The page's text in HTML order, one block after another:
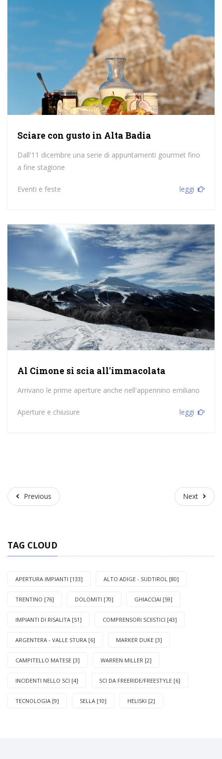
Sciare con gusto in Alta Badia
Dall'11 dicembre una serie di appuntamenti gourmet fino
a fine stagione
Eventi e feste leggi
Al Cimone si scia all'immacolata
Arrivano le prime aperture anche nell'appennino emiliano
Aperture e chiusure leggi
PreviousPrevious Next Next
TAG CLOUD
APERTURA IMPIANTI [133] ALTO ADIGE - SUDTIROL [80]
TRENTINO [76] DOLOMITI [70] GHIACCIAI [59]
IMPIANTI DI RISALITA [51] COMPRENSORI SCIISTICI [43]
ARGENTERA - VALLE STURA [6] MARKER DUKE [3]
CAMPITELLO MATESE [3] WARREN MILLER [2]
INCIDENTI NELLO SCI [4] SCI DA FREERIDE/FREESTYLE [6]
TECNOLOGIA [9] SELLA [10] HELISKI [2]